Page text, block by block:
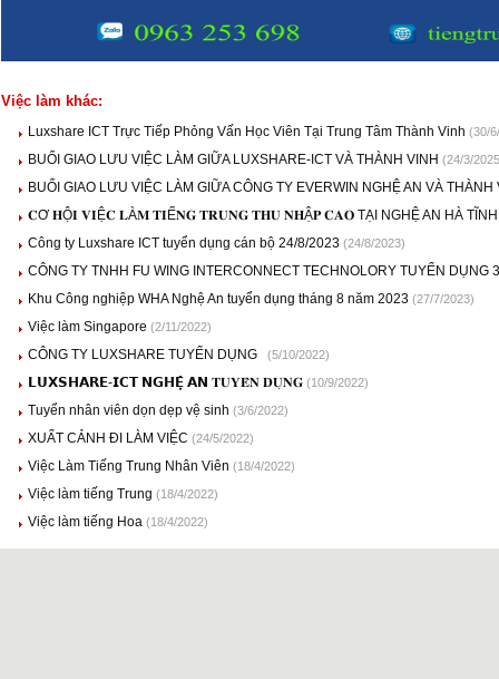
Việc làm khác:
Luxshare ICT Trực Tiếp Phỏng Vấn Học Viên Tại Trung Tâm Thành Vinh (30/
BUỔI GIAO LƯU VIỆC LÀM GIỮA LUXSHARE-ICT VÀ THÀNH VINH (24/3/
BUỔI GIAO LƯU VIỆC LÀM GIỮA CÔNG TY EVERWIN NGHỆ AN VÀ
𝐂Ơ 𝐇Ộ𝐈 𝐕𝐈Ệ𝐂 𝐋À𝐌 𝐓𝐈Ế𝐍𝐆 𝐓𝐑𝐔𝐍𝐆 𝐓𝐇𝐔 𝐍𝐇Ậ𝐏 𝐂𝐀𝐎 TẠI NGHỆ AN HÀ
Công ty Luxshare ICT tuyển dụng cán bộ 24/8/2023 (24/8/2023)
CÔNG TY TNHH FU WING INTERCONNECT TECHNOLORY TUYỂN DỤNG
Khu Công nghiệp WHA Nghệ An tuyển dụng tháng 8 năm 2023 (27/7/2023)
Việc làm Singapore (2/11/2022)
CÔNG TY LUXSHARE TUYỂN DỤNG (5/10/2022)
𝗟𝗨𝗫𝗦𝗛𝗔𝗥𝗘-𝗜𝗖𝗧 𝗡𝗚𝗛𝗘̣̂ 𝗔𝗡 𝐓𝐔𝐘𝐄̂̉𝐍 𝐃𝐔̣𝐍𝐆 (10/9/2022)
Tuyển nhân viên dọn dẹp vệ sinh (3/6/2022)
XUẤT CẢNH ĐI LÀM VIỆC (24/5/2022)
Việc Làm Tiếng Trung Nhân Viên (18/4/2022)
Việc làm tiếng Trung (18/4/2022)
Việc làm tiếng Hoa (18/4/2022)